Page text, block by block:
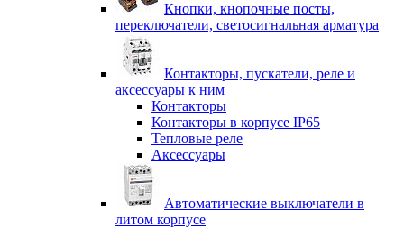
Кнопки, кнопочные посты,
переключатели, светосигнальная арматура
Контакторы, пускатели, реле и
аксессуары к ним
Контакторы
Контакторы в корпусе IP65
Тепловые реле
Аксессуары
Автоматические выключатели в
литом корпусе